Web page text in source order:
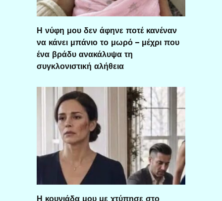
Η νύφη μου δεν άφηνε ποτέ κανέναν
να κάνει μπάνιο το μωρό – μέχρι που
ένα βράδυ ανακάλυψα τη
συγκλονιστική αλήθεια
Η κουνιάδα μου με χτύπησε στο